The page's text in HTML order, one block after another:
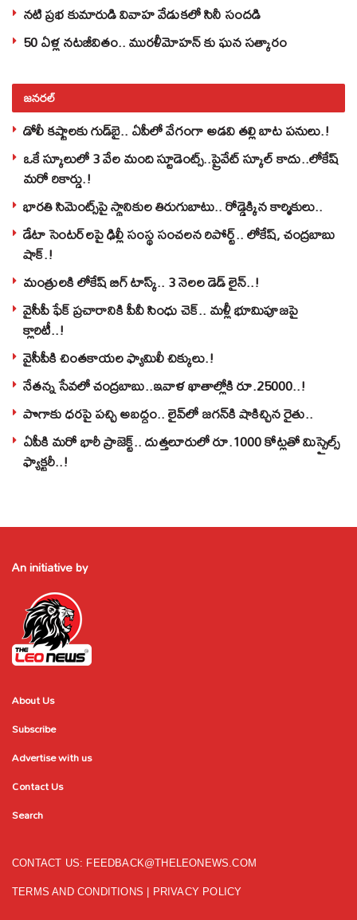
నటి ప్రభ కుమారుడి వివాహ వేడుకలో సినీ సందడి
50 ఏళ్ల నటజీవితం.. మురళీమోహన్ కు ఘన సత్కారం
జనరల్
డోలీ కష్టాలకు గుడ్‌బై.. ఏపీలో వేగంగా అడవి తల్లి బాట పనులు.!
ఒకే స్కూలులో 3 వేల మంది స్టూడెంట్స్‌..ప్రైవేట్‌ స్కూల్‌ కాదు..లోకేష్
మరో రికార్డు.!
భారతి సిమెంట్స్‌పై స్థానికుల తిరుగుబాటు.. రోడ్డెక్కిన కార్మికులు..
డేటా సెంటర్‌లపై ఢిల్లీ సంస్థ సంచలన రిపోర్ట్.. లోకేష్‌, చంద్రబాబు
షాక్‌.!
మంత్రులకి లోకేష్‌ బిగ్‌ టాస్క్‌.. 3 నెలల డెడ్‌ లైన్‌..!
వైసీపీ ఫేక్ ప్రచారానికి పీవీ సింధు చెక్.. మళ్లీ భూమిపూజపై
క్లారిటీ..!
వైసీపీకి చింతకాయల ఫ్యామిలీ చిక్కులు.!
నేతన్న సేవలో చంద్రబాబు..ఇవాళ ఖాతాల్లోకి రూ.25000..!
పొగాకు ధరపై పచ్చి అబద్దం.. లైవ్‌లో జగన్‌కి షాకిచ్చిన రైతు..
ఏపీకి మరో భారీ ప్రాజెక్ట్.. దుత్తలూరులో రూ.1000 కోట్లతో మిస్సైల్స్
ఫ్యాక్టరీ..!
An initiative by
About Us
Subscribe
Advertise with us
Contact Us
Search
CONTACT US: FEEDBACK@THELEONEWS.COM
TERMS AND CONDITIONS PRIVACY POLICY